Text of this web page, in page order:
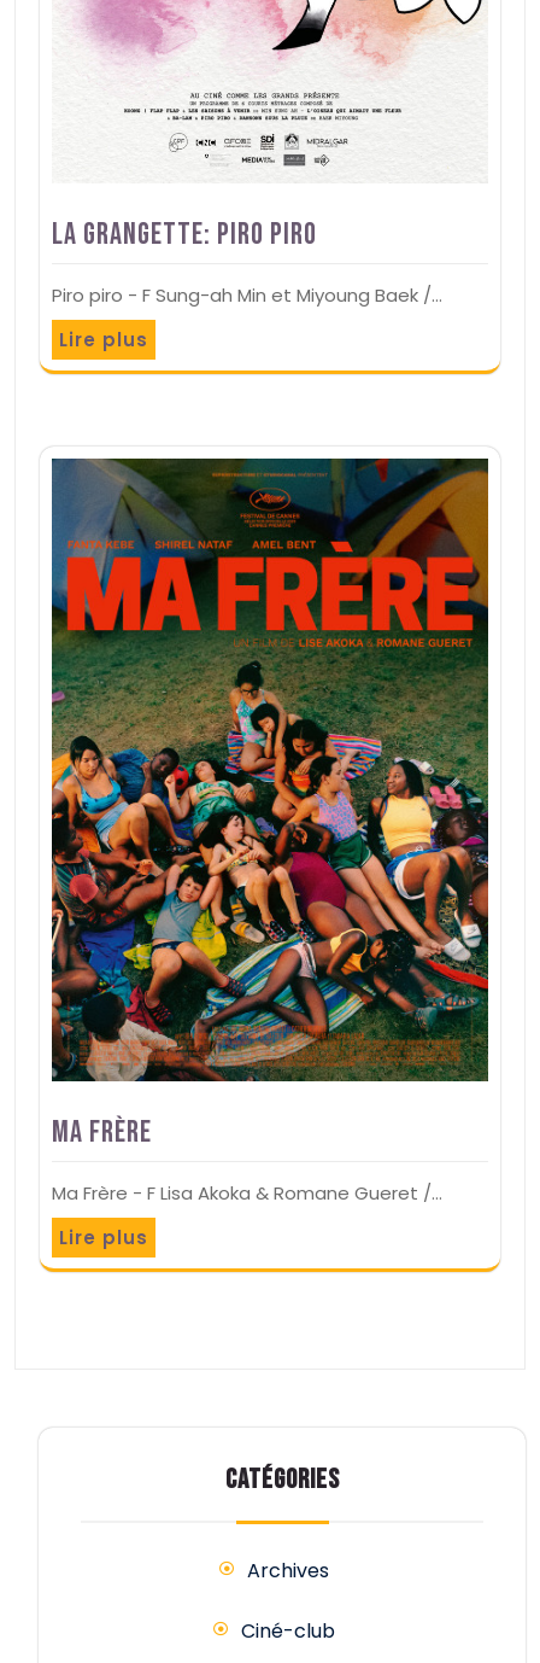
La Grangette: Piro piro
Piro piro - F Sung-ah Min et Miyoung Baek /…
Lire plus
Ma Frère
Ma Frère - F Lisa Akoka & Romane Gueret /…
Lire plus
CATÉGORIES
Archives
Ciné-club